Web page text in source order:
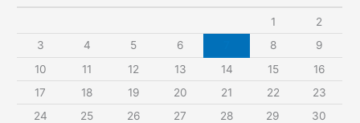
1
2
3
4 5 6 8
9
10
11 12 13 14 15
16
17
18 19 20 21 22
23
24
25 26 27 28 29
30